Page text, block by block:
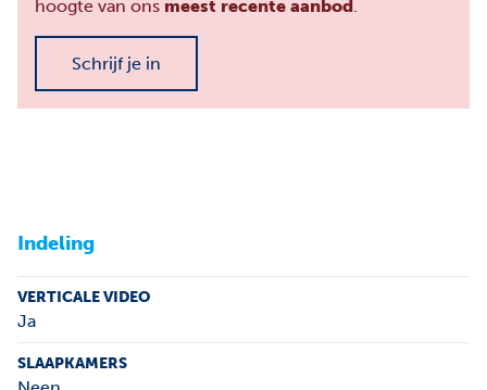
hoogte van ons meest recente aanbod .
Schrijf je in
Indeling
VERTICALE VIDEO
Ja
SLAAPKAMERS